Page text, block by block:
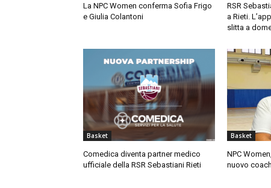
La NPC Women conferma Sofia Frigo
e Giulia Colantoni
RSR
a Rieti.
slitta a
Basket
Comedica diventa partner medico
ufficiale della RSR Sebastiani Rieti
Basket
NPC
nuovo coach